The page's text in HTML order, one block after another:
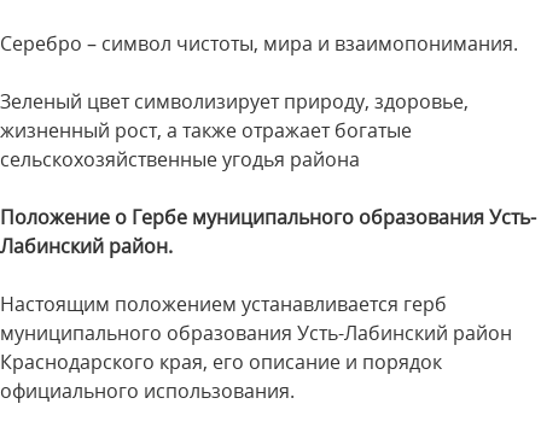
Серебро – символ чистоты, мира и взаимопонимания.
Зеленый цвет символизирует природу, здоровье,
жизненный рост, а также отражает богатые
сельскохозяйственные угодья района
Положение о Гербе муниципального образования Усть-
Лабинский район.
Настоящим положением устанавливается герб
муниципального образования Усть-Лабинский район
Краснодарского края, его описание и порядок
официального использования.